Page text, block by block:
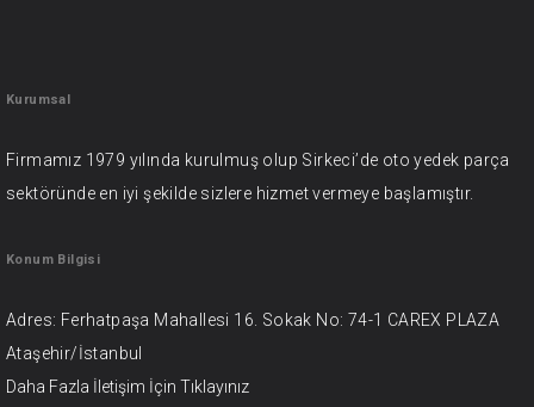
Kurumsal
Firmamız 1979 yılında kurulmuş olup Sirkeci’de oto yedek parça
sektöründe en iyi şekilde sizlere hizmet vermeye başlamıştır.
Konum Bilgisi
Adres: Ferhatpaşa Mahallesi 16. Sokak No: 74-1 CAREX PLAZA
Ataşehir/İstanbul
Daha Fazla İletişim İçin Tıklayınız